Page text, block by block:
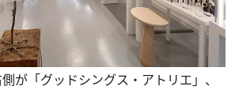
が「グッドシングス・アトリエ」、